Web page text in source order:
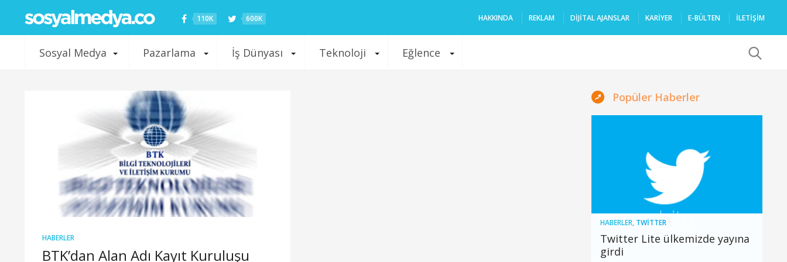
110K 600K HAKKINDA REKLAM DIJITAL AJANSLAR KARIYER E-BÜLTEN İLETİŞİM
Sosyal Medya Pazarlama İş Dünyası Teknoloji Eğlence
HABERLER
BTK’dan Alan Adı Kayıt Kuruluşu
Popüler Haberler
HABERLER, TWITTER
Twitter Lite ülkemizde yayına
girdi